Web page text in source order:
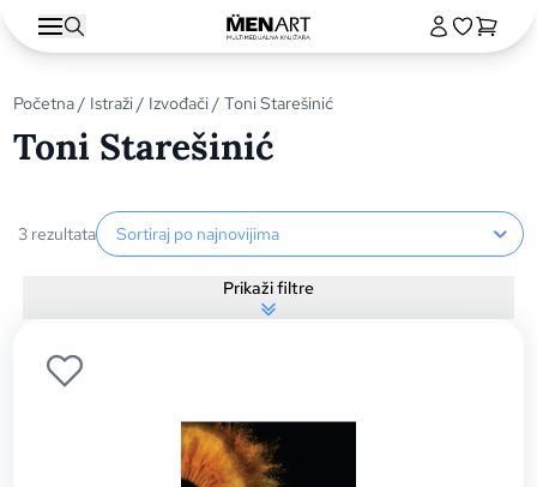
Početna/ Istraži/ Izvođači/ Toni Starešinić
Toni Starešinić
3 rezultataSortiranje proizvoda
Prikaži filtre